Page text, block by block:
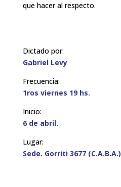
que hacer al respecto.
Dictado por:
Gabriel Levy
Frecuencia:
1ros viernes 19 hs.
Inicio:
6 de abril.
Lugar:
Sede. Gorriti 3677 (C.A.B.A.)